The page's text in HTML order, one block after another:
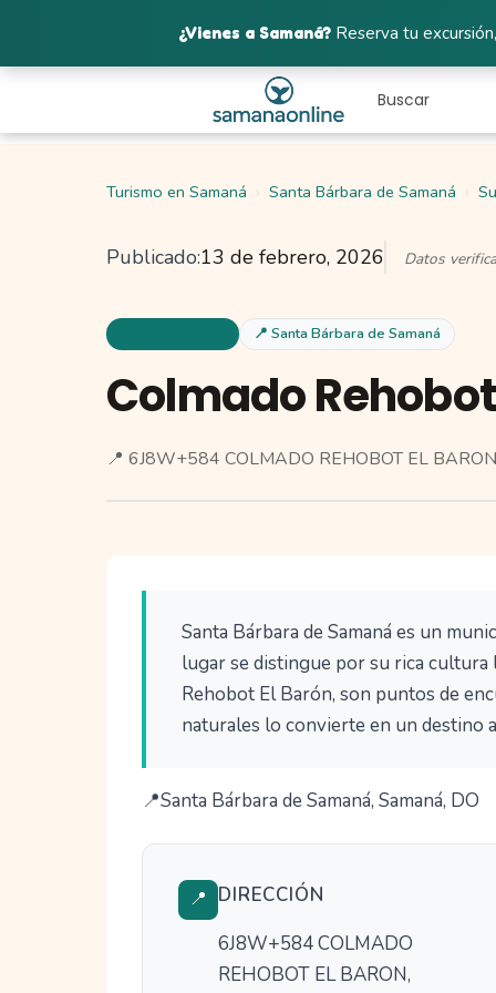
Turismo en Samaná Santa Bárbara de Samaná
Publicado:13 de febrero, 2026 Datos
📍 Santa Bárbara de Samaná
Colmado
📍 6J8W+584 COLMADO REHOBOT EL
Santa Bárbara de Samaná es un
lugar se distingue por su rica cultura
Rehobot El Barón, son puntos de
naturales lo convierte en un destino
Santa Bárbara de Samaná, Samaná, DO
📍 DIRECCIÓN
6J8W+584 COLMADO
REHOBOT EL BARON,
¿Vienes a Samaná?Reserva tu